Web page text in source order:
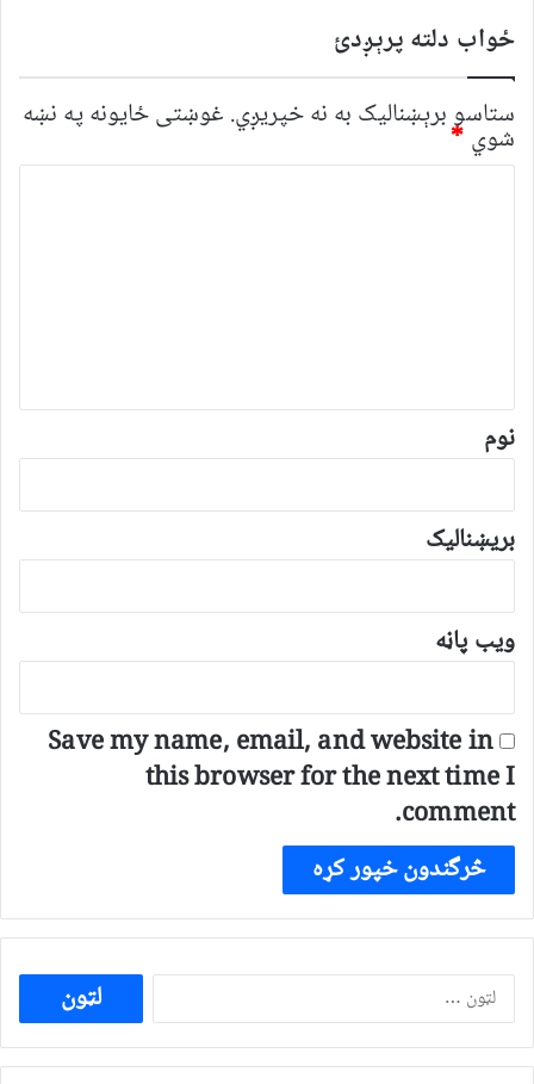
ځواب دلته پرېږدئ
ستاسو برېښناليک به نه خپريږي. غوښتى ځایونه په نښه
شوي *
*
نوم
بریښنالیک
ویب پاڼه
Save my name, email, and website in
this browser for the next time I
comment.
ددی
لپاره
لټون: